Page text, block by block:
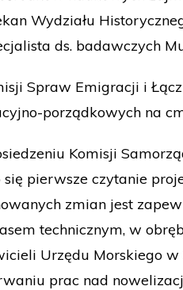
Wydziału
ds. badawczych
Spraw Emigracji i
porządkowych na
Komisji
się pierwsze czytanie
zmian jest
technicznym, w
Urzędu Morskiego
prac nad